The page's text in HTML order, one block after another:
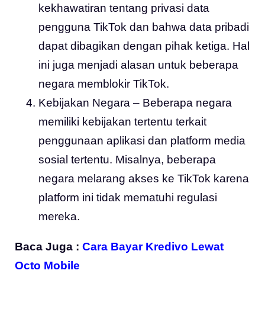
kekhawatiran tentang privasi data
pengguna TikTok dan bahwa data pribadi
dapat dibagikan dengan pihak ketiga. Hal
ini juga menjadi alasan untuk beberapa
negara memblokir TikTok.
Kebijakan Negara – Beberapa negara
memiliki kebijakan tertentu terkait
penggunaan aplikasi dan platform media
sosial tertentu. Misalnya, beberapa
negara melarang akses ke TikTok karena
platform ini tidak mematuhi regulasi
mereka.
Baca Juga : Cara Bayar Kredivo Lewat
Octo Mobile